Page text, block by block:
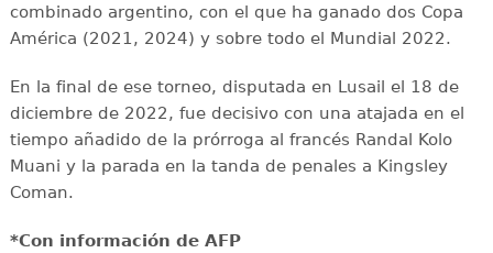
combinado argentino, con el que ha ganado dos Copa
América (2021, 2024) y sobre todo el Mundial 2022.
En la final de ese torneo, disputada en Lusail el 18 de
diciembre de 2022, fue decisivo con una atajada en el
tiempo añadido de la prórroga al francés Randal Kolo
Muani y la parada en la tanda de penales a Kingsley
Coman.
*Con información de AFP